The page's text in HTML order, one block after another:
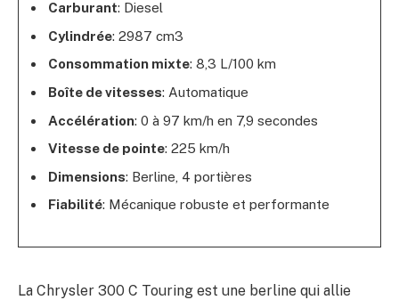
Carburant: Diesel
Cylindrée: 2987 cm3
Consommation mixte: 8,3 L/100 km
Boîte de vitesses: Automatique
Accélération: 0 à 97 km/h en 7,9 secondes
Vitesse de pointe: 225 km/h
Dimensions: Berline, 4 portières
Fiabilité: Mécanique robuste et performante
La Chrysler 300 C Touring est une berline qui allie